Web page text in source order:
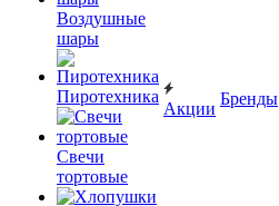
Воздушные
шары
Пиротехника
Свечи
тортовые
Акции
Бренды